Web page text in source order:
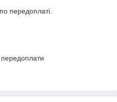
передоплаті.